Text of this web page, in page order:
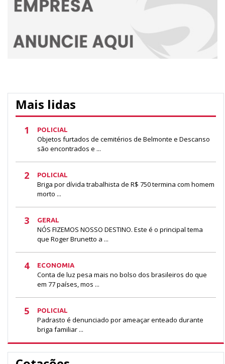
Mais lidas
1 POLICIAL
Objetos furtados de cemitérios de Belmonte e Descanso
são encontrados e ...
2 POLICIAL
Briga por dívida trabalhista de R$ 750 termina com homem
morto ...
3 GERAL
NÓS FIZEMOS NOSSO DESTINO. Este é o principal tema
que Roger Brunetto a ...
4 ECONOMIA
Conta de luz pesa mais no bolso dos brasileiros do que
em 77 países, mos ...
5 POLICIAL
Padrasto é denunciado por ameaçar enteado durante
briga familiar ...